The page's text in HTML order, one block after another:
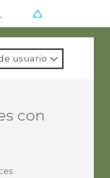
usuario
con